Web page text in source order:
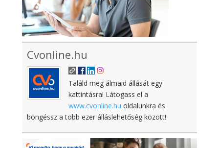
Cvonline.hu
Találd meg álmaid állását egy
kattintásra! Látogass el a
www.cvonline.hu oldalunkra és
böngéssz a több ezer álláslehetőség között!